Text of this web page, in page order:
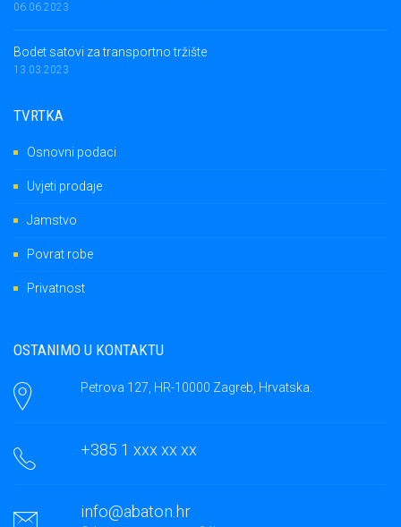
06.06.2023
Bodet satovi za transportno tržište
13.03.2023
TVRTKA
Osnovni podaci
Uvjeti prodaje
Jamstvo
Povrat robe
Privatnost
OSTANIMO U KONTAKTU
Petrova 127, HR-10000 Zagreb, Hrvatska.
+385 1 xxx xx xx
info@abaton.hr